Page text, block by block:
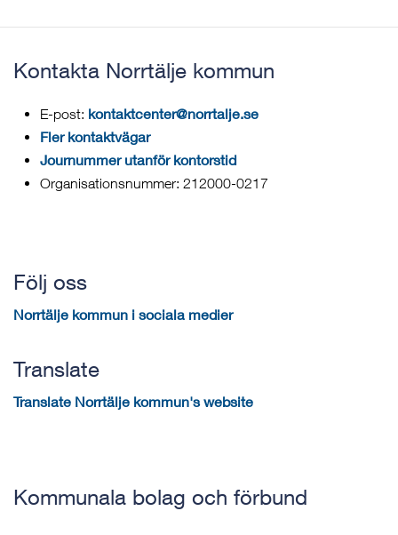
Kontakta Norrtälje kommun
E-post: kontaktcenter@norrtalje.se
Fler kontaktvägar
Journummer utanför kontorstid
Organisationsnummer: 212000-0217
Följ oss
Norrtälje kommun i sociala medier
Translate
Translate Norrtälje kommun's website
Kommunala bolag och förbund